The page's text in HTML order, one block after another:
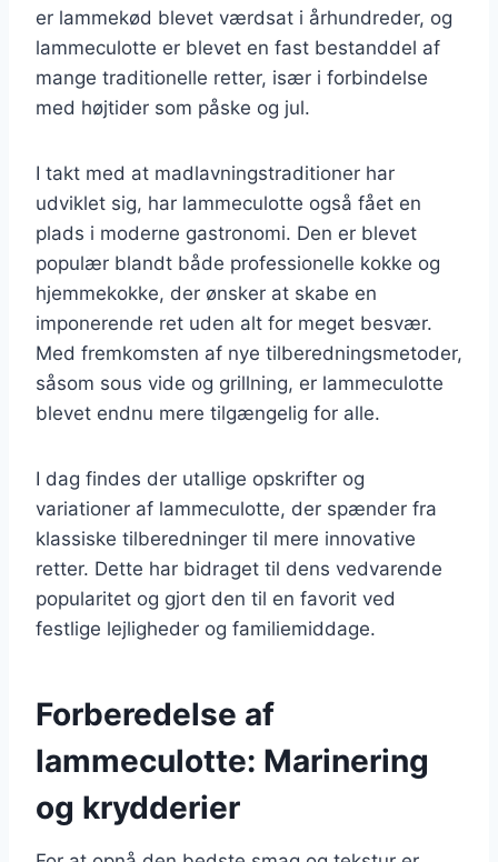
er lammekød blevet værdsat i århundreder, og
lammeculotte er blevet en fast bestanddel af
mange traditionelle retter, især i forbindelse
med højtider som påske og jul.
I takt med at madlavningstraditioner har
udviklet sig, har lammeculotte også fået en
plads i moderne gastronomi. Den er blevet
populær blandt både professionelle kokke og
hjemmekokke, der ønsker at skabe en
imponerende ret uden alt for meget besvær.
Med fremkomsten af nye tilberedningsmetoder,
såsom sous vide og grillning, er lammeculotte
blevet endnu mere tilgængelig for alle.
I dag findes der utallige opskrifter og
variationer af lammeculotte, der spænder fra
klassiske tilberedninger til mere innovative
retter. Dette har bidraget til dens vedvarende
popularitet og gjort den til en favorit ved
festlige lejligheder og familiemiddage.
Forberedelse af
lammeculotte: Marinering
og krydderier